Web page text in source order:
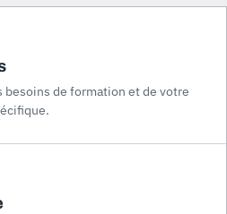
besoins de formation et de votre